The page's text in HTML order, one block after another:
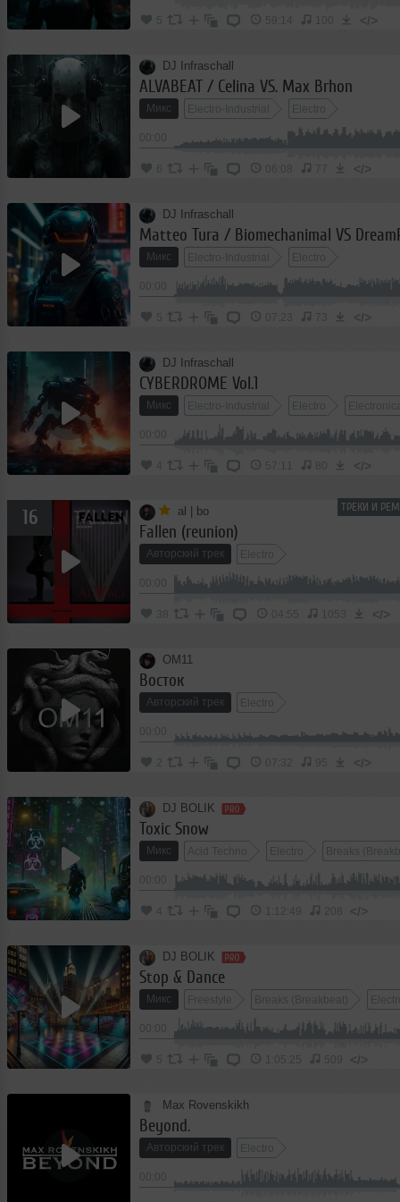
5 59:14 </>
DJ Infraschall
ALVABEAT / Celina VS. Max Brhon
Микс Electro-Industrial Electro
6 06:08 77 </>
DJ Infraschall
Matteo Tura / Biomechanimal VS
Микс Electro-Industrial Electro
5 07:23 73 </>
DJ Infraschall
CYBERDROME Vol.1
Микс Electro-Industrial Electro
57:11 </>
ТРЕКИ И
16 al | bo
Fallen (reunion)
Авторский трек Electro
38 04:55 1053 </>
OM11
Восток
Авторский трек Electro
2 07:32 95 </>
DJ BOLIK
Toxic Snow
Микс Acid Techno Electro Breaks
1:12:49 208 </>
DJ BOLIK
Stop & Dance
Микс Freestyle Breaks (Breakbeat)
5 1:05:25 509 </>
Max Rovenskikh
Beyond.
Авторский трек Electro